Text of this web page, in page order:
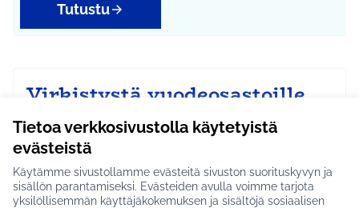
Tietoa verkkosivustolla käytetyistä
evästeistä
Käytämme sivustollamme evästeitä sivuston suorituskyvyn ja
sisällön parantamiseksi. Evästeiden avulla voimme tarjota
yksilöllisemmän käyttäjäkokemuksen ja sisältöjä sosiaalisen
Tutustu
Virkistystä vuodeosastoille
#1802
Vuodeosaston potilaille ja heidän omaisilleen
virkistystä arkeen tuovia asioita esimerkiksi
kahviaut…
Etenee jatkoon